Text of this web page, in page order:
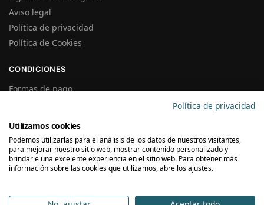
Aviso legal
Política de privacidad
Política de Cookies
CONDICIONES
Formas de pago
Precios y Disponibilidad
Garantías y Devoluciones
Política de privacidad
Utilizamos cookies
Podemos utilizarlas para el análisis de los datos de nuestros visitantes,
para mejorar nuestro sitio web, mostrar contenido personalizado y
brindarle una excelente experiencia en el sitio web. Para obtener más
información sobre las cookies que utilizamos, abre los ajustes.